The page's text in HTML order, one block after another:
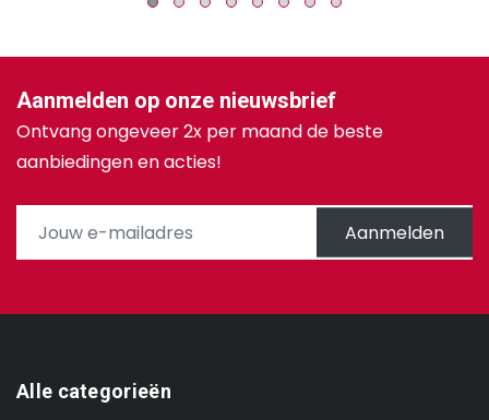
Aanmelden op onze nieuwsbrief
Ontvang ongeveer 2x per maand de beste
aanbiedingen en acties!
Aanmelden
Alle categorieën